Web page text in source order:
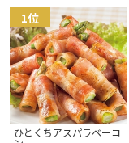
ひとくちアスパラベーコ